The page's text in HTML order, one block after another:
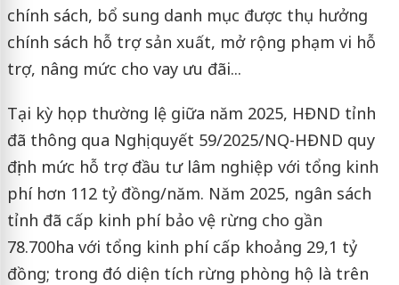
chính sách, bổ sung danh mục được thụ hưởng
chính sách hỗ trợ sản xuất, mở rộng phạm vi hỗ
trợ, nâng mức cho vay ưu đãi...
Tại kỳ họp thường lệ giữa năm 2025, HĐND tỉnh
đã thông qua Nghị quyết 59/2025/NQ-HĐND quy
định mức hỗ trợ đầu tư lâm nghiệp với tổng kinh
phí hơn 112 tỷ đồng/năm. Năm 2025, ngân sách
tỉnh đã cấp kinh phí bảo vệ rừng cho gần
78.700ha với tổng kinh phí cấp khoảng 29,1 tỷ
đồng; trong đó diện tích rừng phòng hộ là trên